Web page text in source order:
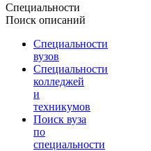
Специальности
Поиск описаний
Специальности
вузов
Специальности
колледжей
и
техникумов
Поиск вуза
по
специальности